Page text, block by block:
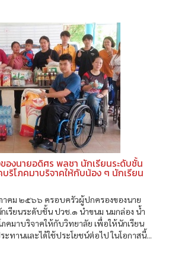
องนายอดิศร พลชา นักเรียนระดับชั้น
ริโภคมาบริจาคให้กับน้อง ๆ นักเรียน
คม ๒๕๖๖ ครอบครัวผู้ปกครองของนาย
เรียนระดับชั้น ปวช.๑ นำขนม นมกล่อง น้ำ
คมาบริจาคให้กับวิทยาลัย เพื่อให้นักเรียน
ทานและได้ใช้ประโยชน์ต่อไป ในโอกาสนี้...